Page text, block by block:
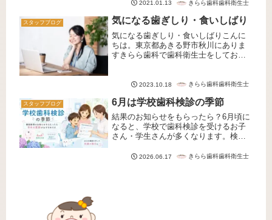
2021.01.13 きらら歯科歯科衛生士
スタッフブログ 気になる歯ぎしり・食いしばり
気になる歯ぎしり・食いしばりこんに
ちは。東京都あきる野市秋川にありま
すきらら歯科で歯科衛生士をしており
す。歯ぎしり・くいしばりについて朝
が...
2023.10.18 きらら歯科歯科衛生士
スタッフブログ 6月は学校歯科検診の季節
結果のお知らせをもらったら？6月頃に
なると、学校で歯科検診を受けるお子
さん・学生さんが多くなります。検診
症があります」「歯並び・かみ合わせ
2026.06.17 きらら歯科歯科衛生士